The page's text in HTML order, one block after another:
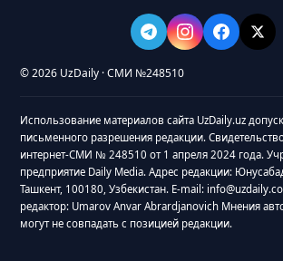
© 2026 UzDaily · СМИ №248510
Использование материалов сайта UzDaily.uz
письменного разрешения редакции.
интернет-СМИ № 248510 от 1 апреля 2024 года.
предприятие Daily Media. Адрес редакции:
Ташкент, 100180, Узбекистан. E-mail:
редактор: Umarov Anvar Abrardjanovich Мнения
могут не совпадать с позицией редакции.